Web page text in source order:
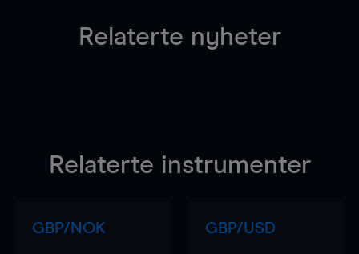
Relaterte nyheter
Relaterte instrumenter
GBP/NOK GBP/USD